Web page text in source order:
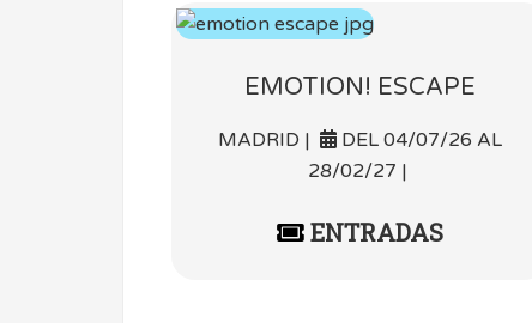
EMOTION! ESCAPE
MADRID |
DEL 04/07/26 AL
28/02/27 |
ENTRADAS